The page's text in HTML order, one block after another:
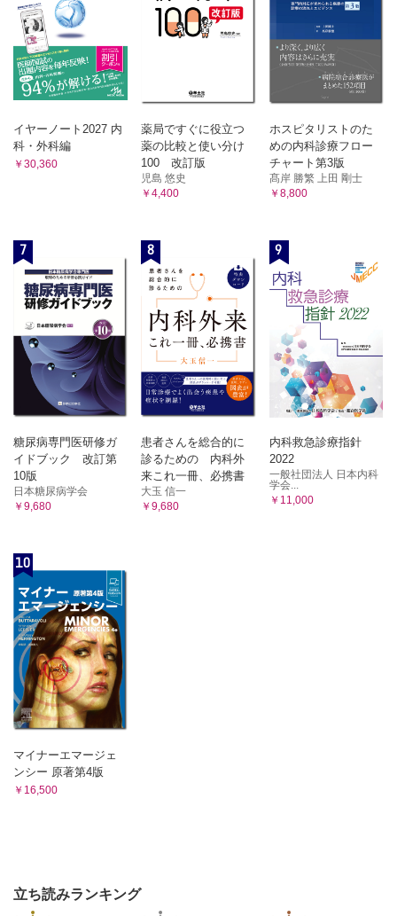
障害の理解
特別支援教育を実施するにあたって
イヤーノート2027 内
科・外科編
￥30,360
薬局ですぐに役立つ
薬の比較と使い分け
100 改訂版
児島 悠史
￥4,400
ホスピタリストのた
めの内科診療フロー
チャート第3版
髙岸 勝繁 上田 剛士
￥8,800
7
糖尿病専門医研修ガ
イドブック 改訂第
10版
日本糖尿病学会
￥9,680
8
患者さんを総合的に
診るための 内科外
来これ一冊、必携書
大玉 信一
￥9,680
9
内科救急診療指針
2022
一般社団法人 日本内科
学会...
￥11,000
10
マイナーエマージェ
ンシー 原著第4版
￥16,500
立ち読みランキング